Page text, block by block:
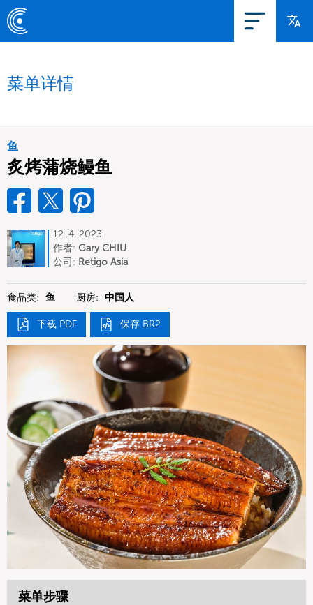
菜单详情
鱼
炙烤蒲烧鳗鱼
12. 4. 2023
作者: Gary CHIU
公司: Retigo Asia
食品类: 鱼 厨房: 中国人
下载 PDF 保存 BR2
菜单步骤